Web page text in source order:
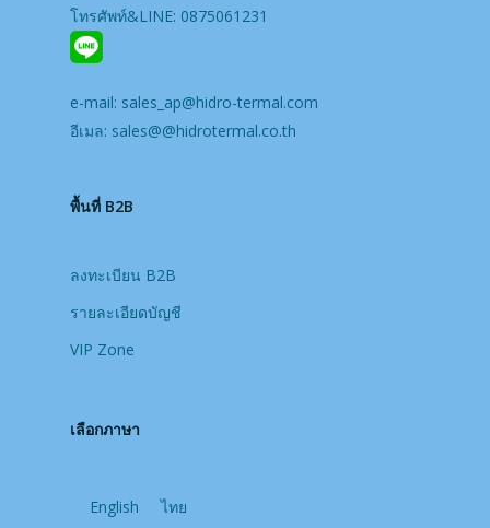
โทรศัพท์&LINE: 0875061231
e-mail: sales_ap@hidro-termal.com
อีเมล: sales@@hidrotermal.co.th
พื้นที่ B2B
ลงทะเบียน B2B
รายละเอียดบัญชี
VIP Zone
เลือกภาษา
English ไทย